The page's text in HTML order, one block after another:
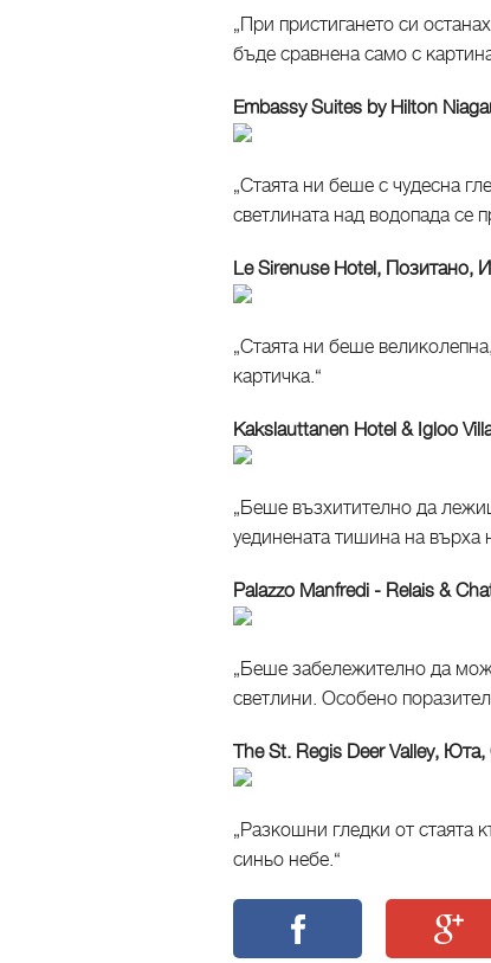
„При пристигането си
бъде сравнена само с
Embassy Suites by Hilton
„Стаята ни беше с чудесна
светлината над водопада се
Le Sirenuse Hotel, Позитано,
„Стаята ни беше
картичка.“
Kakslauttanen Hotel & Igloo
„Беше възхитително да
уединената тишина на върха
Palazzo Manfredi - Relais &
„Беше забележително да
светлини. Особено
The St. Regis Deer Valley,
„Разкошни гледки от стаята
синьо небе.“